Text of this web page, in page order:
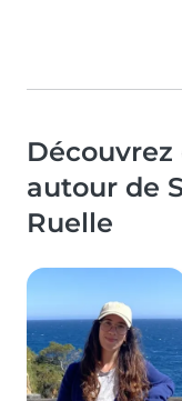
autour de
Ruelle